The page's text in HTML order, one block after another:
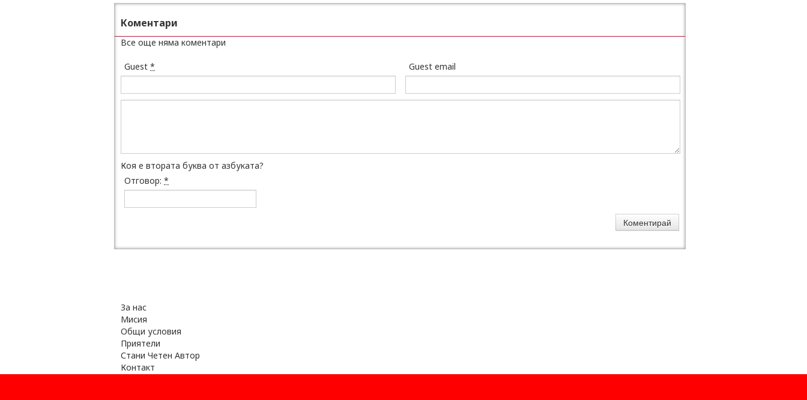
Коментари
Все още няма коментари
Guest * Guest email
Коя е втората буква от азбуката?
Отговор: *
За нас
Мисия
Общи условия
Приятели
Стани Четен Автор
Контакт